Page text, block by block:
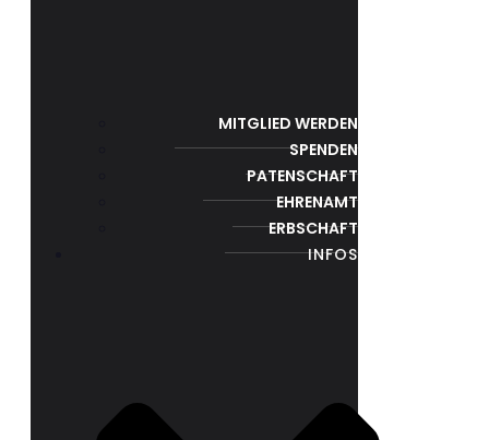
MITGLIED WERDEN
SPENDEN
PATENSCHAFT
EHRENAMT
ERBSCHAFT
INFOS